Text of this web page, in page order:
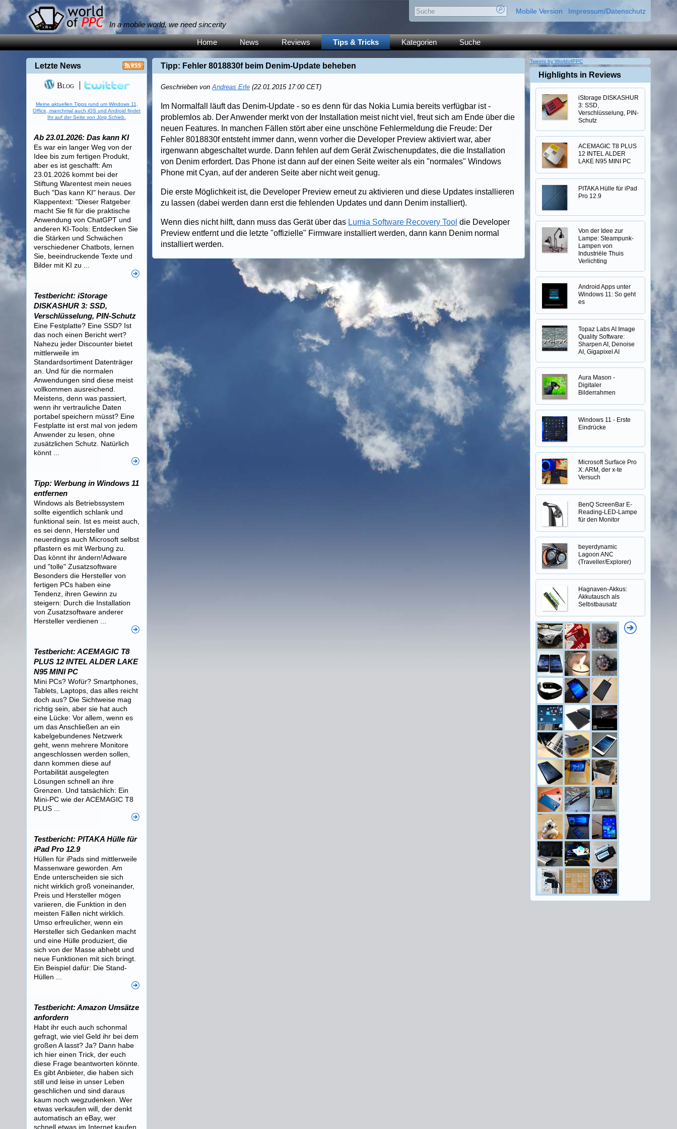
In a mobile world, we need sincerity
Mobile Version Impressum/Datenschutz
Home News Reviews Tips & Tricks Kategorien Suche
Tipp: Fehler 8018830f beim Denim-Update beheben
Geschrieben vonAndreas Erle (22.01.2015 17:00 CET)
Im Normalfall läuft das Denim-Update - so es denn für das Nokia Lumia bereits verfügbar ist -
problemlos ab. Der Anwender merkt von der Installation meist nicht viel, freut sich am Ende über die
neuen Features. In manchen Fällen stört aber eine unschöne Fehlermeldung die Freude: Der
Fehler 8018830f entsteht immer dann, wenn vorher die Developer Preview aktiviert war, aber
irgenwann abgeschaltet wurde. Dann fehlen auf dem Gerät Zwischenupdates, die die Installation
von Denim erfordert. Das Phone ist dann auf der einen Seite weiter als ein "normales" Windows
Phone mit Cyan, auf der anderen Seite aber nicht weit genug.
Die erste Möglichkeit ist, die Developer Preview erneut zu aktivieren und diese Updates installieren
zu lassen (dabei werden dann erst die fehlenden Updates und dann Denim installiert).
Wenn dies nicht hilft, dann muss das Gerät über das Lumia Software Recovery Tool die Developer
Preview entfernt und die letzte "offizielle" Firmware installiert werden, dann kann Denim normal
installiert werden.
Letzte News
Blog
Meine aktuellen Tipps rund um Windows 11,
Office, manchmal auch iOS und Android findet
Ihr auf der Seite von Jörg Schieb.
Ab 23.01.2026: Das kann KI
Es war ein langer Weg von der
Idee bis zum fertigen Produkt,
aber es ist geschafft: Am
23.01.2026 kommt bei der
Stiftung Warentest mein neues
Buch "Das kann KI" heraus. Der
Klappentext: "Dieser Ratgeber
macht Sie fit für die praktische
Anwendung von ChatGPT und
anderen KI-Tools: Entdecken Sie
die Stärken und Schwächen
verschiedener Chatbots, lernen
Sie, beeindruckende Texte und
Bilder mit KI zu ...
Testbericht: iStorage
DISKASHUR 3: SSD,
Verschlüsselung, PIN-Schutz
Eine Festplatte? Eine SSD? Ist
das noch einen Bericht wert?
Nahezu jeder Discounter bietet
mittlerweile im
Standardsortiment Datenträger
an. Und für die normalen
Anwendungen sind diese meist
vollkommen ausreichend.
Meistens, denn was passiert,
wenn ihr vertrauliche Daten
portabel speichern müsst? Eine
Festplatte ist erst mal von jedem
Anwender zu lesen, ohne
zusätzlichen Schutz. Natürlich
könnt ...
Tipp: Werbung in Windows 11
entfernen
Windows als Betriebssystem
sollte eigentlich schlank und
funktional sein. Ist es meist auch,
es sei denn, Hersteller und
neuerdings auch Microsoft selbst
pflastern es mit Werbung zu.
Das könnt ihr ändern!Adware
und "tolle" Zusatzsoftware
Besonders die Hersteller von
fertigen PCs haben eine
Tendenz, ihren Gewinn zu
steigern: Durch die Installation
von Zusatzsoftware anderer
Hersteller verdienen ...
Testbericht: ACEMAGIC T8
PLUS 12 INTEL ALDER LAKE
N95 MINI PC
Mini PCs? Wofür? Smartphones,
Tablets, Laptops, das alles reicht
doch aus? Die Sichtweise mag
richtig sein, aber sie hat auch
eine Lücke: Vor allem, wenn es
um das Anschließen an ein
kabelgebundenes Netzwerk
geht, wenn mehrere Monitore
angeschlossen werden sollen,
dann kommen diese auf
Portabilität ausgelegten
Lösungen schnell an ihre
Grenzen. Und tatsächlich: Ein
Mini-PC wie der ACEMAGIC T8
PLUS ...
Testbericht: PITAKA Hülle für
iPad Pro 12.9
Hüllen für iPads sind mittlerweile
Massenware geworden. Am
Ende unterscheiden sie sich
nicht wirklich groß voneinander,
Preis und Hersteller mögen
variieren, die Funktion in den
meisten Fällen nicht wirklich.
Umso erfreulicher, wenn ein
Hersteller sich Gedanken macht
und eine Hülle produziert, die
sich von der Masse abhebt und
neue Funktionen mit sich bringt.
Ein Beispiel dafür: Die Stand-
Hüllen ...
Testbericht: Amazon Umsätze
anfordern
Habt ihr euch auch schonmal
gefragt, wie viel Geld ihr bei dem
großen A lasst? Ja? Dann habe
ich hier einen Trick, der euch
diese Frage beantworten könnte.
Es gibt Anbieter, die haben sich
still und leise in unser Leben
geschlichen und sind daraus
kaum noch wegzudenken. Wer
etwas verkaufen will, der denkt
automatisch an eBay, wer
schnell etwas im Internet kaufen
Tweets by WorldofPPC
Highlights in Reviews
iStorage DISKASHUR
3: SSD,
Verschlüsselung, PIN-
Schutz
ACEMAGIC T8 PLUS
12 INTEL ALDER
LAKE N95 MINI PC
PITAKA Hülle für iPad
Pro 12.9
Von der Idee zur
Lampe: Steampunk-
Lampen von
Industriële Thuis
Verlichting
Android Apps unter
Windows 11: So geht
es
Topaz Labs AI Image
Quality Software:
Sharpen AI, Denoise
AI, Gigapixel AI
Aura Mason -
Digitaler
Bilderrahmen
Windows 11 - Erste
Eindrücke
Microsoft Surface Pro
X: ARM, der x-te
Versuch
BenQ ScreenBar E-
Reading-LED-Lampe
für den Monitor
beyerdynamic
Lagoon ANC
(Traveller/Explorer)
Hagnaven-Akkus:
Akkutausch als
Selbstbausatz